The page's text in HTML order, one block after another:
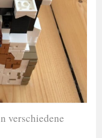
verschiedene